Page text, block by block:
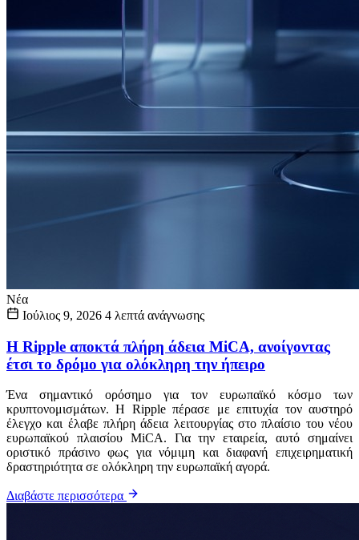
Νέα
Ιούλιος 9, 2026 4 λεπτά ανάγνωσης
Η Ripple αποκτά πλήρη άδεια MiCA, ανοίγοντας
έτσι το δρόμο για ολόκληρη την ήπειρο
Ένα σημαντικό ορόσημο για τον ευρωπαϊκό κόσμο των
κρυπτονομισμάτων. Η Ripple πέρασε με επιτυχία τον αυστηρό
έλεγχο και έλαβε πλήρη άδεια λειτουργίας στο πλαίσιο του νέου
ευρωπαϊκού πλαισίου MiCA. Για την εταιρεία, αυτό σημαίνει
οριστικό πράσινο φως για νόμιμη και διαφανή επιχειρηματική
δραστηριότητα σε ολόκληρη την ευρωπαϊκή αγορά.
Διαβάστε περισσότερα